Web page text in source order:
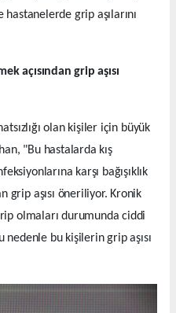
grip aşılarını
açısından grip aşısı
olan kişiler için büyük
"Bu hastalarda kış
karşı bağışıklık
grip aşısı öneriliyor. Kronik
olmaları durumunda ciddi
nedenle bu kişilerin grip aşısı